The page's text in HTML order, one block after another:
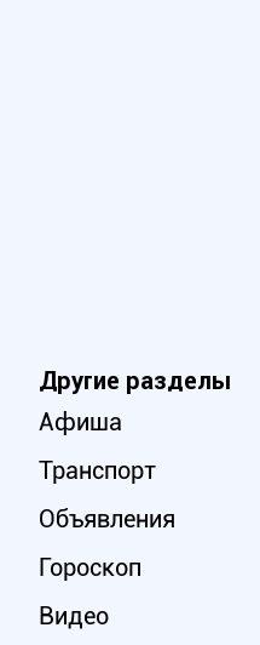
Другие разделы
Афиша
Транспорт
Объявления
Гороскоп
Видео